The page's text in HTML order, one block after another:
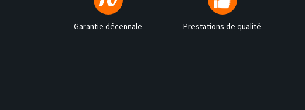
Garantie décennale Prestations de qualité